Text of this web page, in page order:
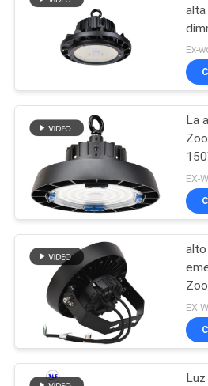
Luz de
LED
Luz de
de la
LED
Ex-
La
EX-
haz
de
EX-